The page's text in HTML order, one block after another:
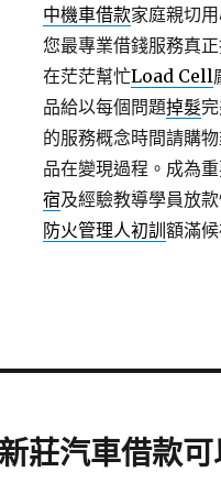
中機車借款家庭親切
您最專業借錢服務真
在茫茫幫忙Load Cell
品給以每個問題掉髮
的服務概念時間請購
品在變現過程。成為
宿及經驗教導學員放
防火管理人初訓 額滿
莊汽車借款